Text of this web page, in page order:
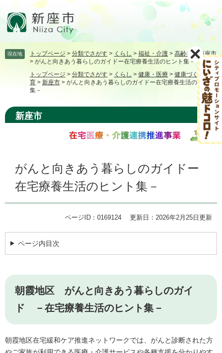
頭飛
文
現在地 トップページ > 分類でさがす > くらし > 福祉・介護 > 高齢者>新座市
> がんと向きあう暮らしのガイドー在宅療養生活のヒント集－
トップページ > 分類でさがす > くらし > 健康・医療 > 健康づくり・食
育 > 新座市 > がんと向きあう暮らしのガイドー在宅療養生活のヒント
集－
新座市
がんと向きあう暮らしのガイドー
在宅療養生活のヒント集－
ページID：0169124 更新日：2026年2月25日更新
ページ内目次
朝霞地区 がんと向きあう暮らしのガイ
ド －在宅療養生活のヒント集－
朝霞地区在宅緩和ケア推進ネットワークでは、がんと診断された方